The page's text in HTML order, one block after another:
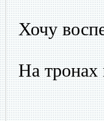
Хочу
На тронах